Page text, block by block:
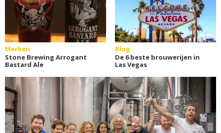
Merken
Stone Brewing Arrogant
Bastard Ale
Blog
De 6 beste brouwerijen in
Las Vegas